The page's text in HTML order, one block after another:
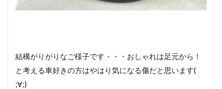
結構がりがりなご様子です・・・おしゃれは足元から！
と考える車好きの方はやはり気になる傷だと思います(
;∀;)